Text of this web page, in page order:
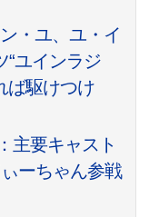
・ユ、ユ・イ
“ユインラジ
ば駆けつけ
主要キャスト
ーちゃん参戦